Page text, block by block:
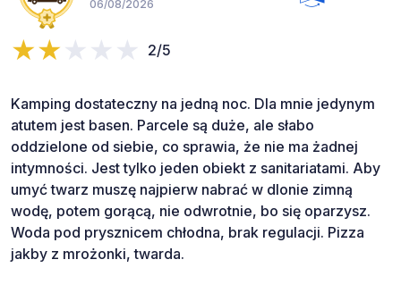
06/08/2026
2/5
Kamping dostateczny na jedną noc. Dla mnie jedynym
atutem jest basen. Parcele są duże, ale słabo
oddzielone od siebie, co sprawia, że nie ma żadnej
intymności. Jest tylko jeden obiekt z sanitariatami. Aby
umyć twarz muszę najpierw nabrać w dlonie zimną
wodę, potem gorącą, nie odwrotnie, bo się oparzysz.
Woda pod prysznicem chłodna, brak regulacji. Pizza
jakby z mrożonki, twarda.